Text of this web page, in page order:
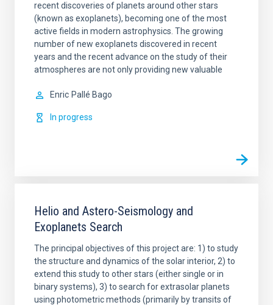
recent discoveries of planets around other stars
(known as exoplanets), becoming one of the most
active fields in modern astrophysics. The growing
number of new exoplanets discovered in recent
years and the recent advance on the study of their
atmospheres are not only providing new valuable
Enric Pallé Bago
In progress
Helio and Astero-Seismology and
Exoplanets Search
The principal objectives of this project are: 1) to study
the structure and dynamics of the solar interior, 2) to
extend this study to other stars (either single or in
binary systems), 3) to search for extrasolar planets
using photometric methods (primarily by transits of